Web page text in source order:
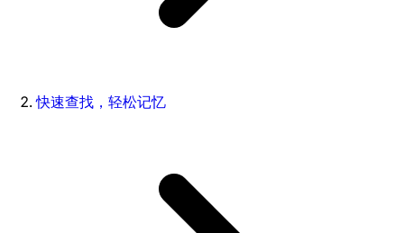
快速查找，轻松记忆